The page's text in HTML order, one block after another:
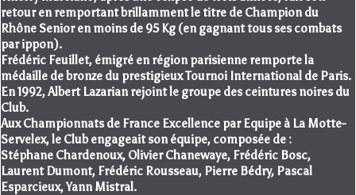
retour en remportant brillamment le titre de Champion du
Rhône Senior en moins de 95 Kg (en gagnant tous ses combats
par ippon).
Frédéric Feuillet, émigré en région parisienne remporte la
médaille de bronze du prestigieux Tournoi International de Paris.
En 1992, Albert Lazarian rejoint le groupe des ceintures noires du
Club.
Aux Championnats de France Excellence par Equipe à La Motte-
Servelex, le Club engageait son équipe, composée de :
Stéphane Chardenoux, Olivier Chanewaye, Frédéric Bosc,
Laurent Dumont, Frédéric Rousseau, Pierre Bédry, Pascal
Esparcieux, Yann Mistral.